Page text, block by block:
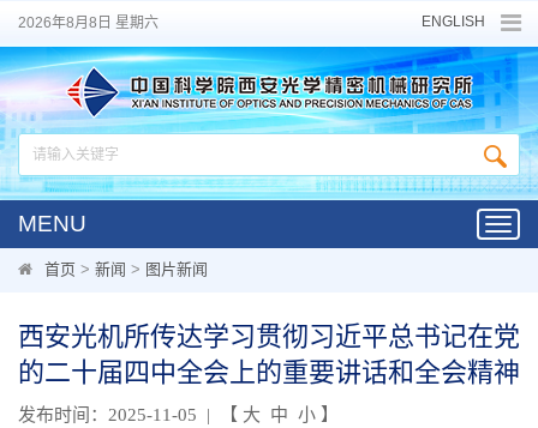
2026年8月8日 星期六 ENGLISH
MENU
首页 > 新闻 > 图片新闻
西安光机所传达学习贯彻习近平总书记在党
的二十届四中全会上的重要讲话和全会精神
发布时间：2025-11-05 | 【 大 中 小 】